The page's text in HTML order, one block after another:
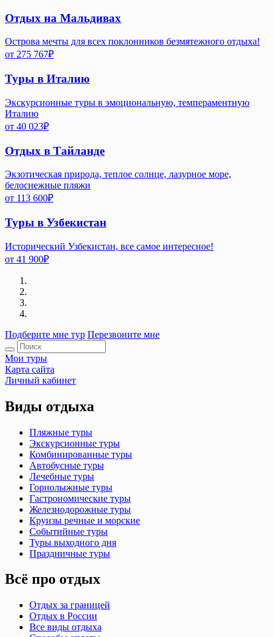
Отдых на Мальдивах
Острова мечты для всех поклонников безмятежного отдыха!
от 275 767₽
Туры в Италию
Экскурсионные туры в эмоциональную, темпераментную
Италию
от 40 023₽
Отдых в Тайланде
Экзотическая природа, теплое солнце, лазурное море,
белоснежные пляжи
от 113 600₽
Туры в Узбекистан
Исторический Узбекистан, все самое интересное!
от 41 900₽
Подберите мне тур Перезвоните мне
Мои туры
Карта сайта
Личный кабинет
Виды отдыха
Пляжные туры
Экскурсионные туры
Комбинированные туры
Автобусные туры
Лечебные туры
Горнолыжные туры
Гастрономические туры
Железнодорожные туры
Круизы речные и морские
Событийные туры
Туры выходного дня
Праздничные туры
Всё про отдых
Отдых за границей
Отдых в России
Все виды отдыха